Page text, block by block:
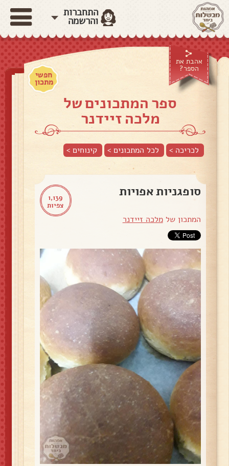
התחברות
והרשמה
אהבת את
הספר?
חפשי
מתכון
ספר המתכונים של
מלכה זיידנר
לכריכה > לכל המתכונים > קינוחים>
1,139
צפיות
סופגניות אפויות
המתכון שלמלכה זיידנר